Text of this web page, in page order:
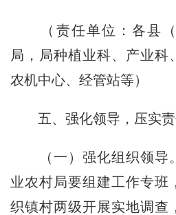
（责任单位：各县
局，局种植业科、产业科
农机中心、经管站等）
五、强化领导，压实
（一）强化组织领导。
业农村局要组建工作专班
织镇村两级开展实地调查